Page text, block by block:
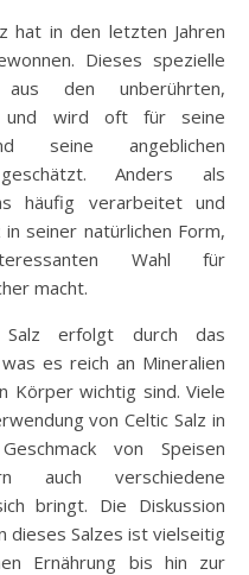
Dieses spezielle
den unberührten,
und wird oft für seine
seine angeblichen
Anders als
häufig verarbeitet und
seiner natürlichen Form,
Wahl für
macht.
erfolgt durch das
es reich an Mineralien
Körper wichtig sind. Viele
von Celtic Salz in
von Speisen
auch verschiedene
bringt. Die Diskussion
dieses Salzes ist vielseitig
Ernährung bis hin zur